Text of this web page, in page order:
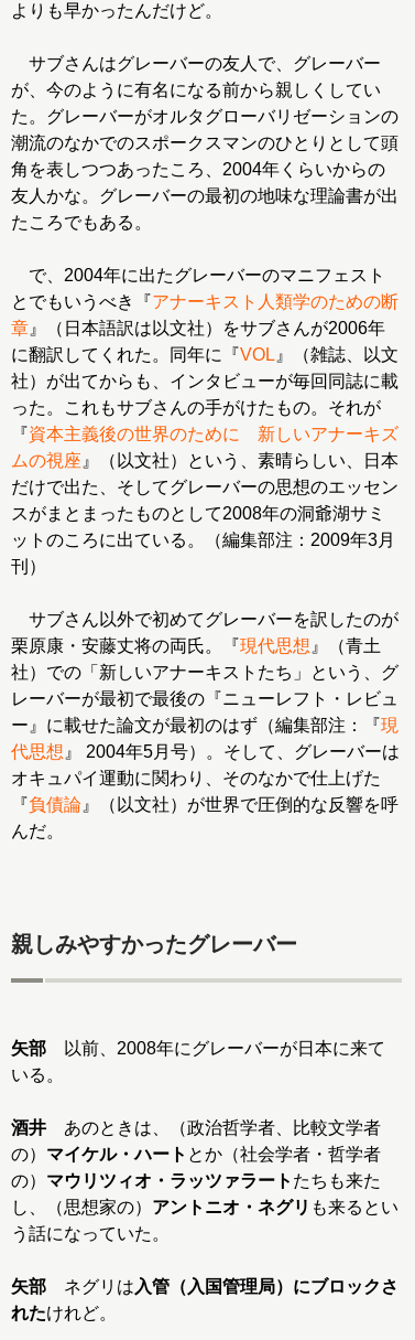
よりも早かったんだけど。
サブさんはグレーバーの友人で、グレーバー
が、今のように有名になる前から親しくしてい
た。グレーバーがオルタグローバリゼーションの
潮流のなかでのスポークスマンのひとりとして頭
角を表しつつあったころ、2004年くらいからの
友人かな。グレーバーの最初の地味な理論書が出
たころでもある。
で、2004年に出たグレーバーのマニフェスト
とでもいうべき『アナーキスト人類学のための断
章』（日本語訳は以文社）をサブさんが2006年
に翻訳してくれた。同年に『VOL』（雑誌、以文
社）が出てからも、インタビューが毎回同誌に載
った。これもサブさんの手がけたもの。それが
『資本主義後の世界のために 新しいアナーキズ
ムの視座』（以文社）という、素晴らしい、日本
だけで出た、そしてグレーバーの思想のエッセン
スがまとまったものとして2008年の洞爺湖サミ
ットのころに出ている。（編集部注：2009年3月
刊）
サブさん以外で初めてグレーバーを訳したのが
栗原康・安藤丈将の両氏。『現代思想』（青土
社）での「新しいアナーキストたち」という、グ
レーバーが最初で最後の『ニューレフト・レビュ
ー』に載せた論文が最初のはず（編集部注：『現
代思想』 2004年5月号）。そして、グレーバーは
オキュパイ運動に関わり、そのなかで仕上げた
『負債論』（以文社）が世界で圧倒的な反響を呼
んだ。
親しみやすかったグレーバー
矢部 以前、2008年にグレーバーが日本に来て
いる。
酒井 あのときは、（政治哲学者、比較文学者
の） マイケル・ハート とか（社会学者・哲学者
の） マウリツィオ・ラッツァラート たちも来た
し、（思想家の） アントニオ・ネグリ も来るとい
う話になっていた。
矢部 ネグリは 入管（入国管理局）にブロックさ
れたけれど。